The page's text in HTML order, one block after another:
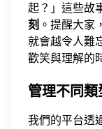
起？」這些故
刻 。提醒大家
就會越令人難
歡笑與理解的
管理不同
我們的平台透